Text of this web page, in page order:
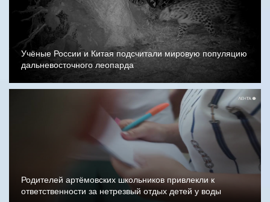
Учёные России и Китая подсчитали мировую популяцию
дальневосточного леопарда
Родителей артёмовских школьников привлекли к
ответственности за нетрезвый отдых детей у воды